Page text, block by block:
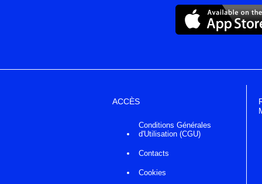
ACCÈS
Conditions Générales
d'Utilisation (CGU)
Contacts
Cookies